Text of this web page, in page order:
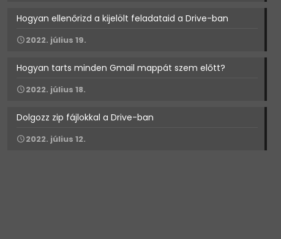
Hogyan ellenőrizd a kijelölt feladataid a Drive-ban
2022. július 19.
Hogyan tarts minden Gmail mappát szem előtt?
2022. július 18.
Dolgozz zip fájlokkal a Drive-ban
2022. július 12.